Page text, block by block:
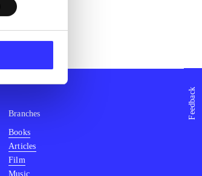
Feedback
Branches
Books
Articles
Film
Music